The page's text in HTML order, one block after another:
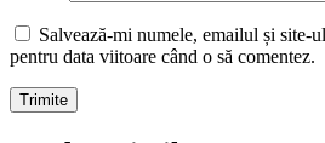
Salvează-mi numele, emailul și site-
pentru data viitoare când o să comentez.